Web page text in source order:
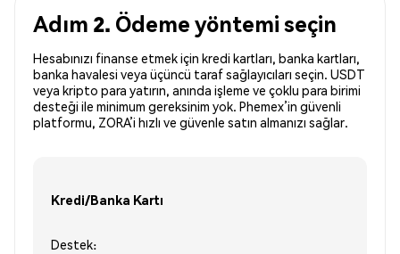
Adım 2. Ödeme yöntemi seçin
Hesabınızı finanse etmek için kredi kartları, banka kartları,
banka havalesi veya üçüncü taraf sağlayıcıları seçin. USDT
veya kripto para yatırın, anında işleme ve çoklu para birimi
desteği ile minimum gereksinim yok. Phemex’in güvenli
platformu, ZORA’i hızlı ve güvenle satın almanızı sağlar.
Kredi/Banka Kartı
Destek: